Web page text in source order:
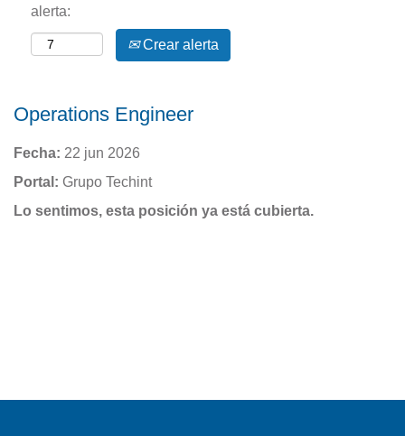
alerta:
Crear alerta
Operations Engineer
Fecha: 22 jun 2026
Portal: Grupo Techint
Lo sentimos, esta posición ya está cubierta.